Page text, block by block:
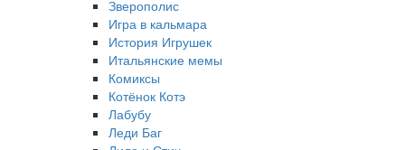
Зверополис
Игра в кальмара
История Игрушек
Итальянские мемы
Комиксы
Котёнок Котэ
Лабубу
Леди Баг